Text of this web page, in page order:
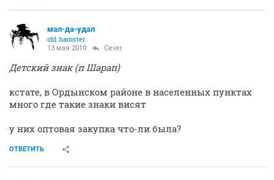
мал-да-удал
old hamster
13 мая 2010 Cever
Детский знак (п Шарап)
кстате, в Ордынском районе в населенных пунктах
много где такие знаки висят
у них оптовая закупка что-ли была?
ОТВЕТИТЬ